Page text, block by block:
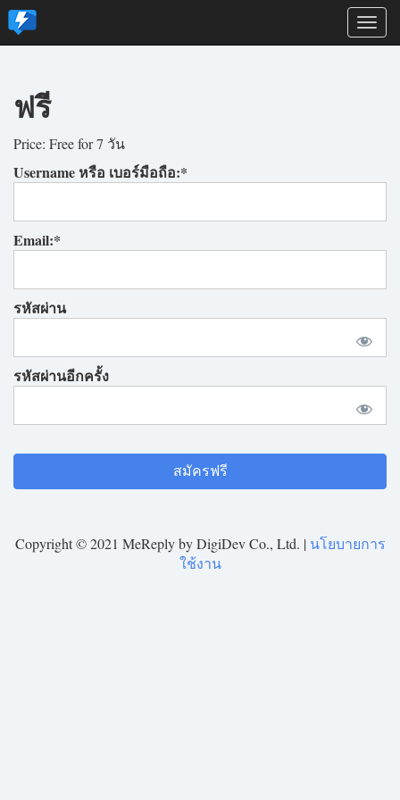
ฟรี
Price: Free for 7 วัน
Username หรือ เบอร์มือถือ:*
Email:*
รหัสผ่าน
รหัสผ่านอีกครั้ง
No val
Copyright © 2021 MeReply by DigiDev Co., Ltd. | นโยบายการ
ใช้งาน